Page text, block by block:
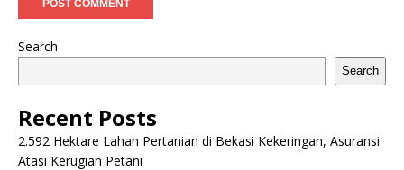
Search
Search
Recent Posts
2.592 Hektare Lahan Pertanian di Bekasi Kekeringan, Asuransi
Atasi Kerugian Petani